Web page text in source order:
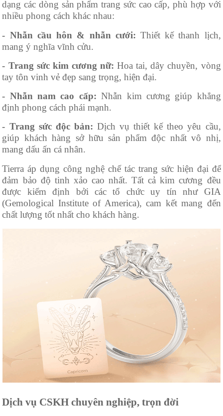
dạng các dòng sản phẩm trang sức cao cấp, phù hợp với
nhiều phong cách khác nhau:
- Nhẫn cầu hôn & nhẫn cưới: Thiết kế thanh lịch,
mang ý nghĩa vĩnh cửu.
- Trang sức kim cương nữ: Hoa tai, dây chuyền, vòng
tay tôn vinh vẻ đẹp sang trọng, hiện đại.
- Nhẫn nam cao cấp: Nhẫn kim cương giúp khẳng
định phong cách phái mạnh.
- Trang sức độc bản: Dịch vụ thiết kế theo yêu cầu,
giúp khách hàng sở hữu sản phẩm độc nhất vô nhị,
mang dấu ấn cá nhân.
Tierra áp dụng công nghệ chế tác trang sức hiện đại để
đảm bảo độ tinh xảo cao nhất. Tất cả kim cương đều
được kiểm định bởi các tổ chức uy tín như GIA
(Gemological Institute of America), cam kết mang đến
chất lượng tốt nhất cho khách hàng.
Dịch vụ CSKH chuyên nghiệp, trọn đời